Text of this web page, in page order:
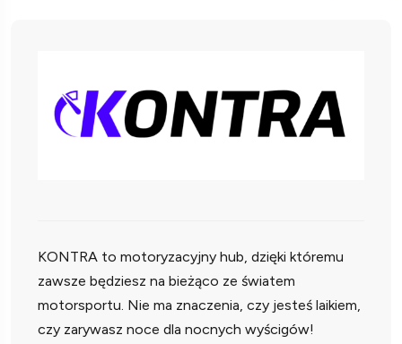
KONTRA to motoryzacyjny hub, dzięki któremu
zawsze będziesz na bieżąco ze światem
motorsportu. Nie ma znaczenia, czy jesteś laikiem,
czy zarywasz noce dla nocnych wyścigów!